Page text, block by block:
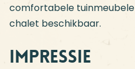
comfortabele
chalet beschikbaar.
Impressie